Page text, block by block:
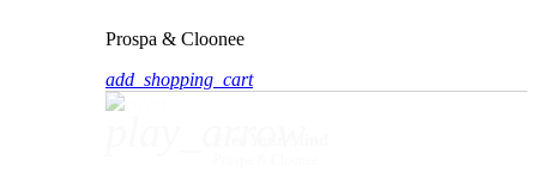
Prospa & Cloonee
add_shopping_cart